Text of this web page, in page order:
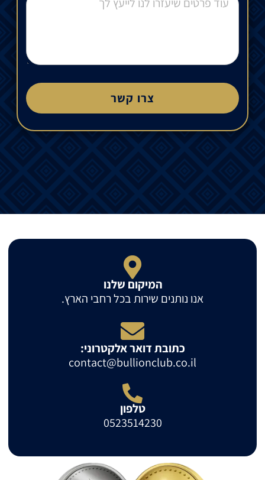
צרו קשר
המיקום שלנו
אנו נותנים שירות בכל רחבי הארץ.
כתובת דואר אלקטרוני:
contact@bullionclub.co.il
טלפון
0523514230